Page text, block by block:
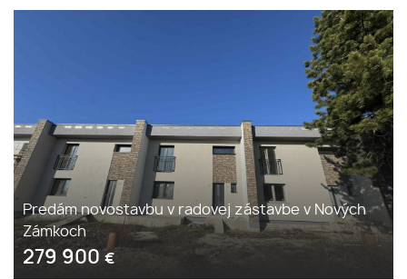
Predám novostavbu v radovej zástavbe v Nových
Zámkoch
279 900 €